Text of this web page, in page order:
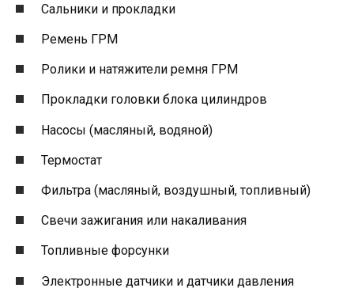
Сальники и прокладки
Ремень ГРМ
Ролики и натяжители ремня ГРМ
Прокладки головки блока цилиндров
Насосы (масляный, водяной)
Термостат
Фильтра (масляный, воздушный, топливный)
Свечи зажигания или накаливания
Топливные форсунки
Электронные датчики и датчики давления